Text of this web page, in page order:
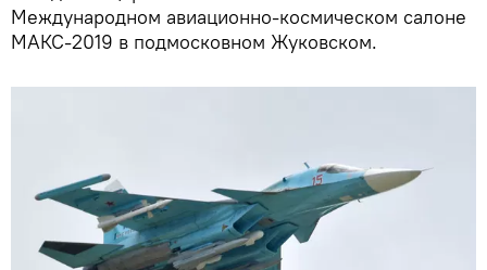
Международном авиационно-космическом салоне
МАКС-2019 в подмосковном Жуковском.